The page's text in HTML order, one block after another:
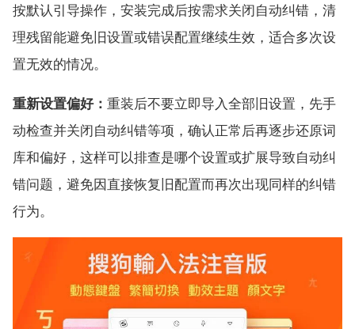
按默认引导操作，安装完成后按需求关闭自动纠错，清
理残留能避免旧设置或错误配置继续生效，适合多次设
置无效的情况。
重新设置偏好： 重装后不要立即导入全部旧设置，先手
动检查并关闭自动纠错等项，确认正常后再逐步还原词
库和偏好，这样可以排查是哪个设置或扩展导致自动纠
错问题，避免因直接恢复旧配置而再次出现同样的纠错
行为。